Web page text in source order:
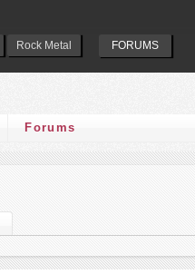
Rock Metal FORUMS
Forums